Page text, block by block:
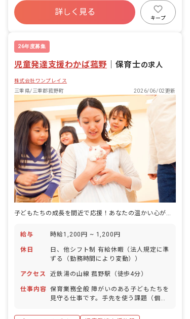
週2.3日~OK
詳しく見る
キープ
26年度募集
児童発達支援わかば菰野 保育士の求人
株式会社ワンプレイス
三重県/三重郡菰野町
2026/06/02更新
子どもたちの成長を間近で応援！あなたの温かい心が輝く場所がここにあります。
給与 時給1,200円 ~ 1,200円
休日
日、他シフト制 有給休暇（法人規定に準
ずる（勤務時間により変動））
アクセス 近鉄湯の山線 菰野駅（徒歩4分）
仕事内容 保育業務全般 障がいのある子どもたちを
見守る仕事です。手先を使う課題（個別
どのコミュニケーションを通じて、子ど